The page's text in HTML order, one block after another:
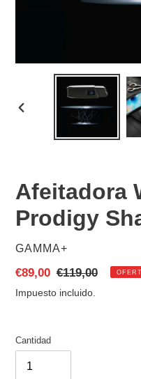
Afeitadora
Prodigy
PROVEEDOR
GAMMA+
Precio
de
€89,00 Precio
habitual
€119,00
Impuesto incluido.
Cantidad